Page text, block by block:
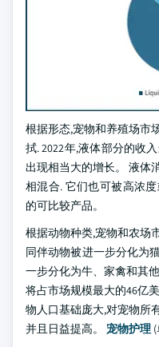
根据形态,宠物和养殖场市
拭. 2022年,液体部分的收
出现相当大的增长。 液体
相混合. 它们也可被高浓
的可比较产品。
根据动物种类,宠物和农场
同伴动物被进一步分化为
一步分化为牛、家禽和其
将占市场规模最大的46亿
物人口基础庞大,对宠物所
并且日益提高。 宠物护理